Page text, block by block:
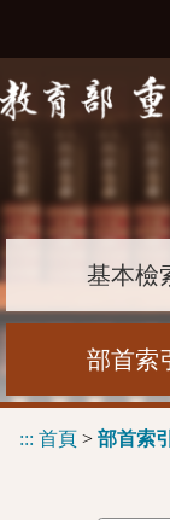
基本檢
部首索引
::: 首頁 > 部首索引